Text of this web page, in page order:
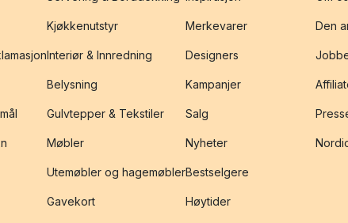
Kjøkkenutstyr
Interiør & Innredning
Belysning
Gulvtepper & Tekstiler
Møbler
Utemøbler og hagemøbler
Gavekort
Merkevarer
Designers
Kampanjer
Salg
Nyheter
Bestselgere
Høytider
Den